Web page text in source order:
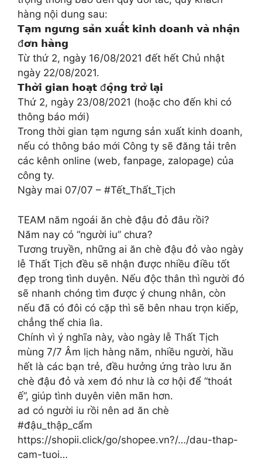
hàng nội dung sau:
𝗧𝗮̣𝗺 𝗻𝗴𝘂̛𝗻𝗴 𝘀𝗮̉𝗻 𝘅𝘂𝗮̂́𝘁 𝗸𝗶𝗻𝗵 𝗱𝗼𝗮𝗻𝗵 𝘃𝗮̀ 𝗻𝗵𝗮̣̂𝗻
đ𝗼̛𝗻 𝗵𝗮̀𝗻𝗴
Từ thứ 2, ngày 16/08/2021 đết hết Chủ nhật
ngày 22/08/2021.
𝗧𝗵𝗼̛̀𝗶 𝗴𝗶𝗮𝗻 𝗵𝗼𝗮̣𝘁 đ𝗼̣̂𝗻𝗴 𝘁𝗿𝗼̛̉ 𝗹𝗮̣𝗶
Thứ 2, ngày 23/08/2021 (hoặc cho đến khi có
thông báo mới)
Trong thời gian tạm ngưng sản xuất kinh doanh,
nếu có thông báo mới Công ty sẽ đăng tải trên
các kênh online (web, fanpage, zalopage) của
công ty.
Ngày mai 07/07 – #Tết_Thất_Tịch
TEAM năm ngoái ăn chè đậu đỏ đâu rồi?
Năm nay có “người iu” chưa?
Tương truyền, những ai ăn chè đậu đỏ vào ngày
lễ Thất Tịch đều sẽ nhận được nhiều điều tốt
đẹp trong tình duyên. Nếu độc thân thì người đó
sẽ nhanh chóng tìm được ý chung nhân, còn
nếu đã có đôi có cặp thì sẽ bên nhau trọn kiếp,
chẳng thể chia lìa.
Chính vì ý nghĩa này, vào ngày lễ Thất Tịch
mùng 7/7 Âm lịch hàng năm, nhiều người, hầu
hết là các bạn trẻ, đều hưởng ứng trào lưu ăn
chè đậu đỏ và xem đó như là cơ hội để “thoát
ế”, giúp tình duyên viên mãn hơn.
ad có người iu rồi nên ad ăn chè
#đậu_thập_cẩm
https://shopii.click/go/shopee.vn?/…/dau-thap-
cam-tuoi…